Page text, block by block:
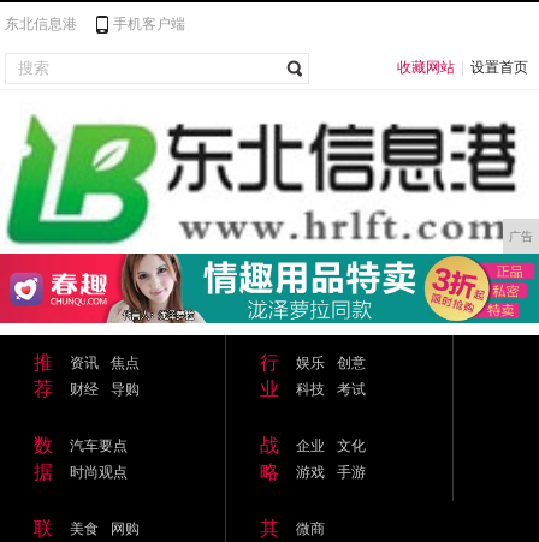
东北信息港 手机客户端
收藏网站 设置首页
广告
推
荐
资讯
焦点
财经
导购
行
业
娱乐
创意
科技
考试
数
据
汽车要点
时尚观点
战
略
企业
文化
游戏
手游
联
美食
网购
其
微商